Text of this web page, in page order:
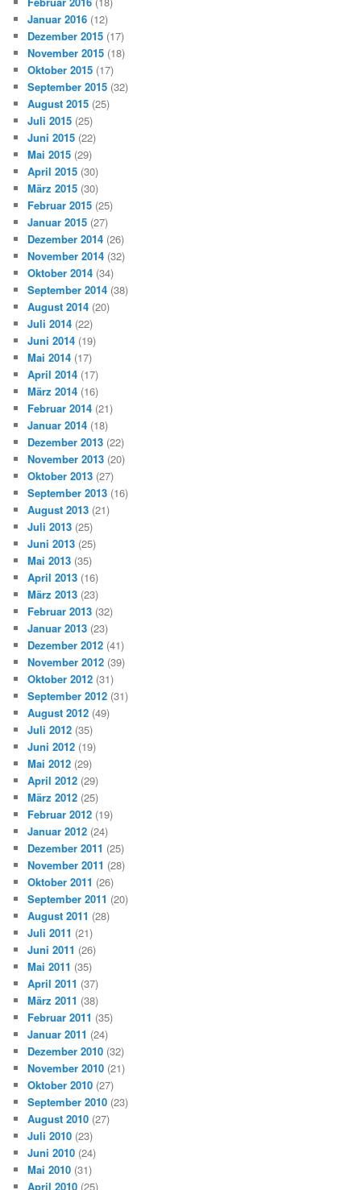
Januar 2016 (12)
Dezember 2015 (17)
November 2015 (18)
Oktober 2015 (17)
September 2015 (32)
August 2015 (25)
Juli 2015 (25)
Juni 2015 (22)
Mai 2015 (29)
April 2015 (30)
März 2015 (30)
Februar 2015 (25)
Januar 2015 (27)
Dezember 2014 (26)
November 2014 (32)
Oktober 2014 (34)
September 2014 (38)
August 2014 (20)
Juli 2014 (22)
Juni 2014 (19)
Mai 2014 (17)
April 2014 (17)
März 2014 (16)
Februar 2014 (21)
Januar 2014 (18)
Dezember 2013 (22)
November 2013 (20)
Oktober 2013 (27)
September 2013 (16)
August 2013 (21)
Juli 2013 (25)
Juni 2013 (25)
Mai 2013 (35)
April 2013 (16)
März 2013 (23)
Februar 2013 (32)
Januar 2013 (23)
Dezember 2012 (41)
November 2012 (39)
Oktober 2012 (31)
September 2012 (31)
August 2012 (49)
Juli 2012 (35)
Juni 2012 (19)
Mai 2012 (29)
April 2012 (29)
März 2012 (25)
Februar 2012 (19)
Januar 2012 (24)
Dezember 2011 (25)
November 2011 (28)
Oktober 2011 (26)
September 2011 (20)
August 2011 (28)
Juli 2011 (21)
Juni 2011 (26)
Mai 2011 (35)
April 2011 (37)
März 2011 (38)
Februar 2011 (35)
Januar 2011 (24)
Dezember 2010 (32)
November 2010 (21)
Oktober 2010 (27)
September 2010 (23)
August 2010 (27)
Juli 2010 (23)
Juni 2010 (24)
Mai 2010 (31)
April 2010 (25)